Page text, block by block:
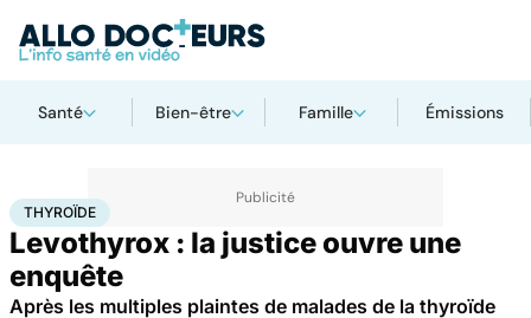
Santé Bien-être Famille Émissions
AccueilSantéMédicaments Thyroïde
THYROÏDE
Levothyrox : la justice ouvre une
enquête
Après les multiples plaintes de malades de la thyroïde